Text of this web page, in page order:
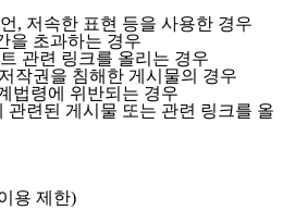
, 저속한 표현 등을 사용한 경우
을 초과하는 경우
관련 링크를 올리는 경우
작권을 침해한 게시물의 경우
법령에 위반되는 경우
관련된 게시물 또는 관련 링크를 올
용 제한)